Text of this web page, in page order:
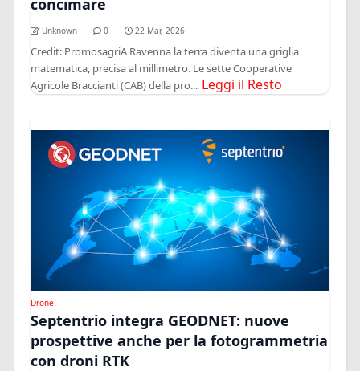
concimare
Unknown 0 22 Mar, 2026
Credit: PromosagriA Ravenna la terra diventa una griglia
matematica, precisa al millimetro. Le sette Cooperative
Agricole Braccianti (CAB) della pro... Leggi il Resto
Drone
Septentrio integra GEODNET: nuove
prospettive anche per la fotogrammetria
con droni RTK